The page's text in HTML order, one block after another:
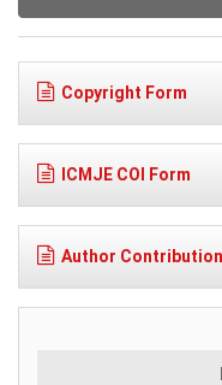
Copyright Form
ICMJE COI Form
Author